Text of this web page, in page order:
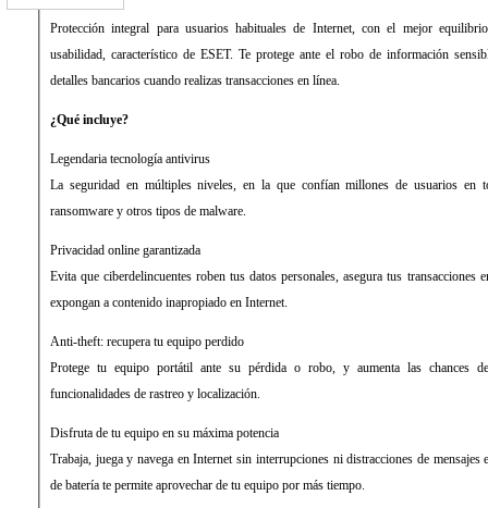
Protección integral para usuarios habituales de Internet, con el mejor
usabilidad, característico de ESET. Te protege ante el robo de información
detalles bancarios cuando realizas transacciones en línea.
¿Qué incluye?
Legendaria tecnología antivirus
La seguridad en múltiples niveles, en la que confían millones de usuarios en
ransomware y otros tipos de malware.
Privacidad online garantizada
Evita que ciberdelincuentes roben tus datos personales, asegura tus transacciones
expongan a contenido inapropiado en Internet.
Anti-theft: recupera tu equipo perdido
Protege tu equipo portátil ante su pérdida o robo, y aumenta las chances
funcionalidades de rastreo y localización.
Disfruta de tu equipo en su máxima potencia
Trabaja, juega y navega en Internet sin interrupciones ni distracciones de mensajes
de batería te permite aprovechar de tu equipo por más tiempo.